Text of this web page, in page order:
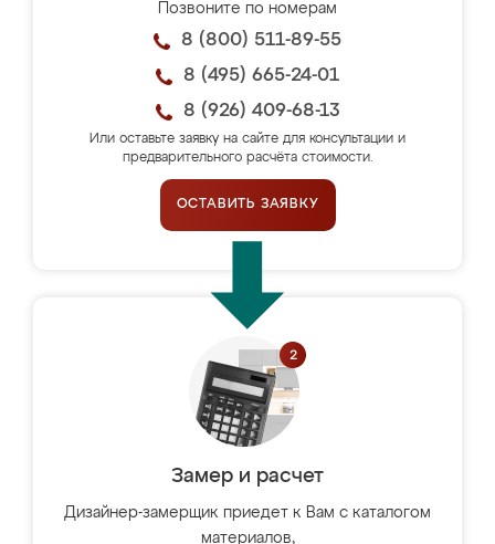
Позвоните по номерам
8 (800) 511-89-55
8 (495) 665-24-01
8 (926) 409-68-13
Или оставьте заявку на сайте для консультации и
предварительного расчёта стоимости.
ОСТАВИТЬ ЗАЯВКУ
Замер и расчет
Дизайнер-замерщик приедет к Вам с каталогом
материалов,